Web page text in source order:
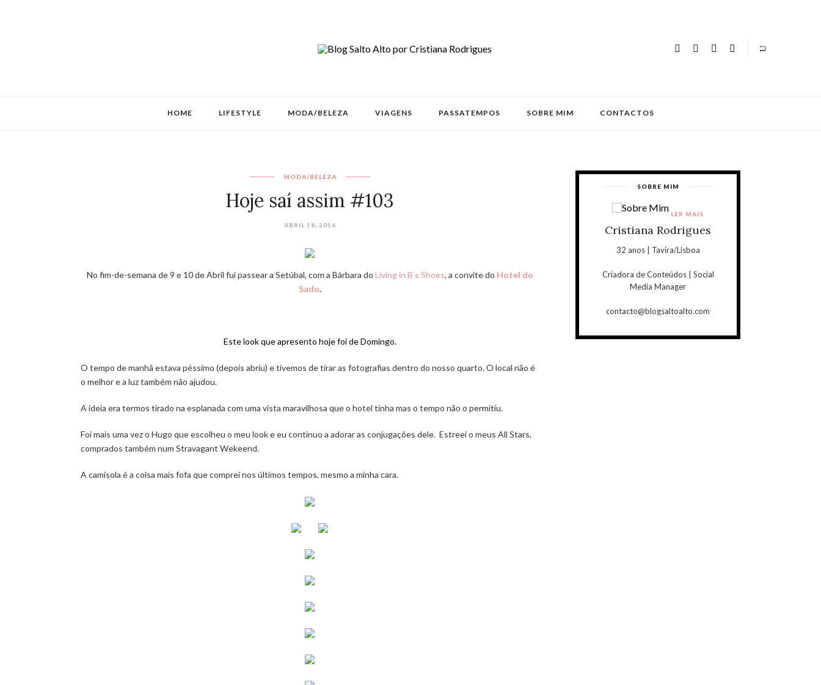
HOME LIFESTYLE MODA/BELEZA VIAGENS PASSATEMPOS SOBRE MIM CONTACTOS
MODA/BELEZA
Hoje saí assim #103
ABRIL 18, 2016
No fim-de-semana de 9 e 10 de Abril fui passear a Setúbal, com a Bárbara do Living in B’s Shoes, a convite do Hotel do
Sado.
Este look que apresento hoje foi de Domingo.
O tempo de manhã estava péssimo (depois abriu) e tivemos de tirar as fotografias dentro do nosso quarto. O local não é
o melhor e a luz também não ajudou.
A ideia era termos tirado na esplanada com uma vista maravilhosa que o hotel tinha mas o tempo não o permitiu.
Foi mais uma vez o Hugo que escolheu o meu look e eu continuo a adorar as conjugações dele. Estreei o meus All Stars,
comprados também num Stravagant Wekeend.
A camisola é a coisa mais fofa que comprei nos últimos tempos, mesmo a minha cara.
SOBRE MIM
Cristiana Rodrigues
32 anos | Tavira/Lisboa
Criadora de Conteúdos | Social
Media Manager
contacto@blogsaltoalto.com
LER MAIS